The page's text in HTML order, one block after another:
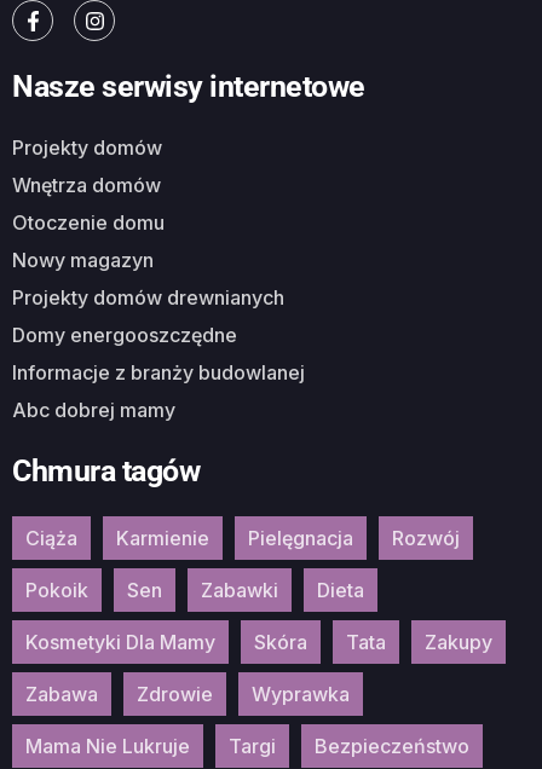
Nasze serwisy internetowe
Projekty domów
Wnętrza domów
Otoczenie domu
Nowy magazyn
Projekty domów drewnianych
Domy energooszczędne
Informacje z branży budowlanej
Abc dobrej mamy
Chmura tagów
Ciąża Karmienie Pielęgnacja Rozwój
Pokoik Sen Zabawki Dieta
Kosmetyki Dla Mamy Skóra Tata Zakupy
Zabawa Zdrowie Wyprawka
Mama Nie Lukruje Targi Bezpieczeństwo